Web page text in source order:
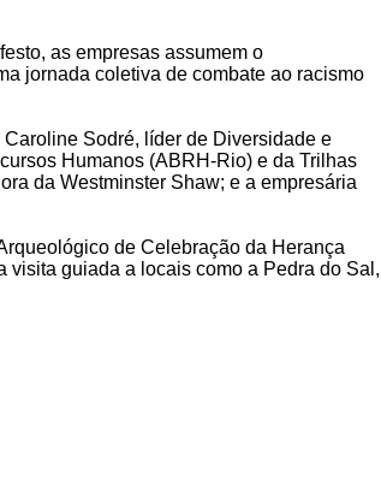
as empresas assumem o
jornada coletiva de combate ao racismo
Sodré, líder de Diversidade e
Humanos (ABRH-Rio) e da Trilhas
da Westminster Shaw; e a empresária
de Celebração da Herança
guiada a locais como a Pedra do Sal,